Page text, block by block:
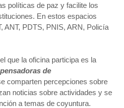
políticas de paz y facilite los
En estos espacios
ANT, PDTS, PNIS, ARN, Policía
que la oficina participa es la
de
comparten percepciones sobre
noticias sobre actividades y se
a temas de coyuntura.